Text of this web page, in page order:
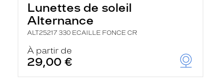
Lunettes de soleil
Alternance
ALT25217 330 ECAILLE FONCE CR
À partir de
29,00 €